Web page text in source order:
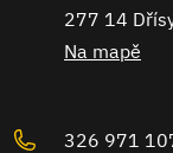
277 14
Na mapě
326 971